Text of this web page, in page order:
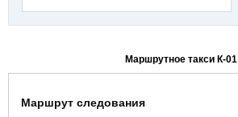
Маршрутное такси К-01
Маршрут следования